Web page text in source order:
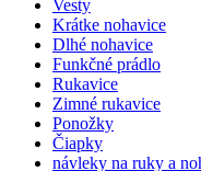
Vesty
Krátke nohavice
Dlhé nohavice
Funkčné prádlo
Rukavice
Zimné rukavice
Ponožky
Čiapky
návleky na ruky a